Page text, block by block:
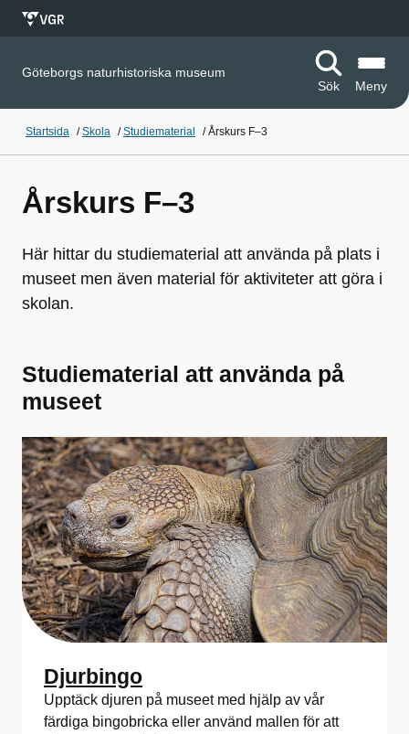
Göteborgs naturhistoriska museum
Sök
Meny
Startsida /Skola /Studiematerial /Årskurs F–3
Årskurs F–3
Här hittar du studiematerial att använda på plats i
museet men även material för aktiviteter att göra i
skolan.
Studiematerial att använda på
museet
Djurbingo
Upptäck djuren på museet med hjälp av vår
färdiga bingobricka eller använd mallen för att